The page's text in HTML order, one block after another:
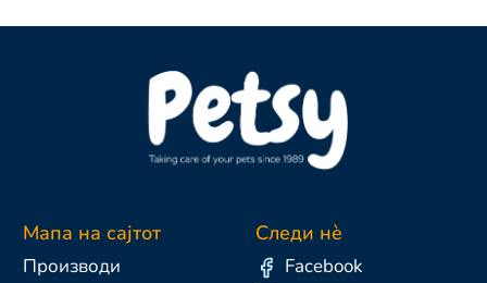
Мапа на сајтот
Производи
Следи нè
Facebook